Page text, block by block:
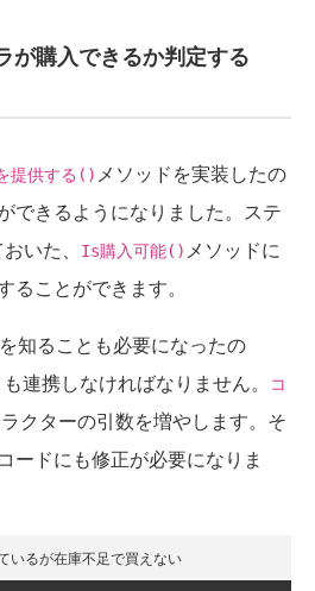
購入できるか判定する
提供する() メソッドを実装したの
できるようになりました。ステ
いた、
Is購入可能() メソッドに
ことができます。
知ることも必要になったの
連携しなければなりません。
コ
クターの引数を増やします。そ
ードにも修正が必要になりま
いるが在庫不足で買えない